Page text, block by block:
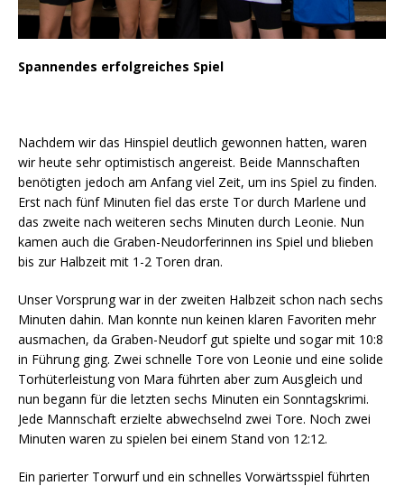
Spannendes erfolgreiches Spiel
Nachdem wir das Hinspiel deutlich gewonnen hatten, waren
wir heute sehr optimistisch angereist. Beide Mannschaften
benötigten jedoch am Anfang viel Zeit, um ins Spiel zu finden.
Erst nach fünf Minuten fiel das erste Tor durch Marlene und
das zweite nach weiteren sechs Minuten durch Leonie. Nun
kamen auch die Graben-Neudorferinnen ins Spiel und blieben
bis zur Halbzeit mit 1-2 Toren dran.
Unser Vorsprung war in der zweiten Halbzeit schon nach sechs
Minuten dahin. Man konnte nun keinen klaren Favoriten mehr
ausmachen, da Graben-Neudorf gut spielte und sogar mit 10:8
in Führung ging. Zwei schnelle Tore von Leonie und eine solide
Torhüterleistung von Mara führten aber zum Ausgleich und
nun begann für die letzten sechs Minuten ein Sonntagskrimi.
Jede Mannschaft erzielte abwechselnd zwei Tore. Noch zwei
Minuten waren zu spielen bei einem Stand von 12:12.
Ein parierter Torwurf und ein schnelles Vorwärtsspiel führten